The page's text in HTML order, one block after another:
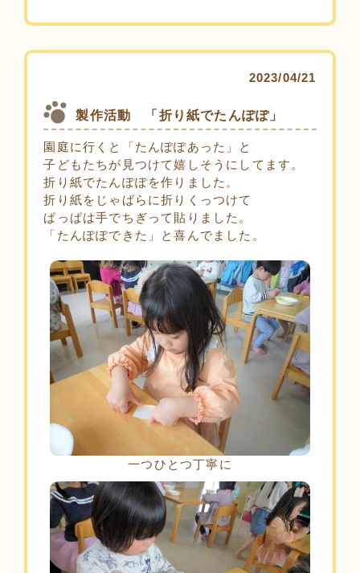
2023/04/21
製作活動 「折り紙でたんぽぽ」
園庭に行くと「たんぽぽあった」と
子どもたちが見つけて嬉しそうにしてます。
折り紙でたんぽぽを作りました。
折り紙をじゃばらに折りくっつけて
ぱっぱは手でちぎって貼りました。
「たんぽぽできた」と喜んでました。
一つひとつ丁寧に